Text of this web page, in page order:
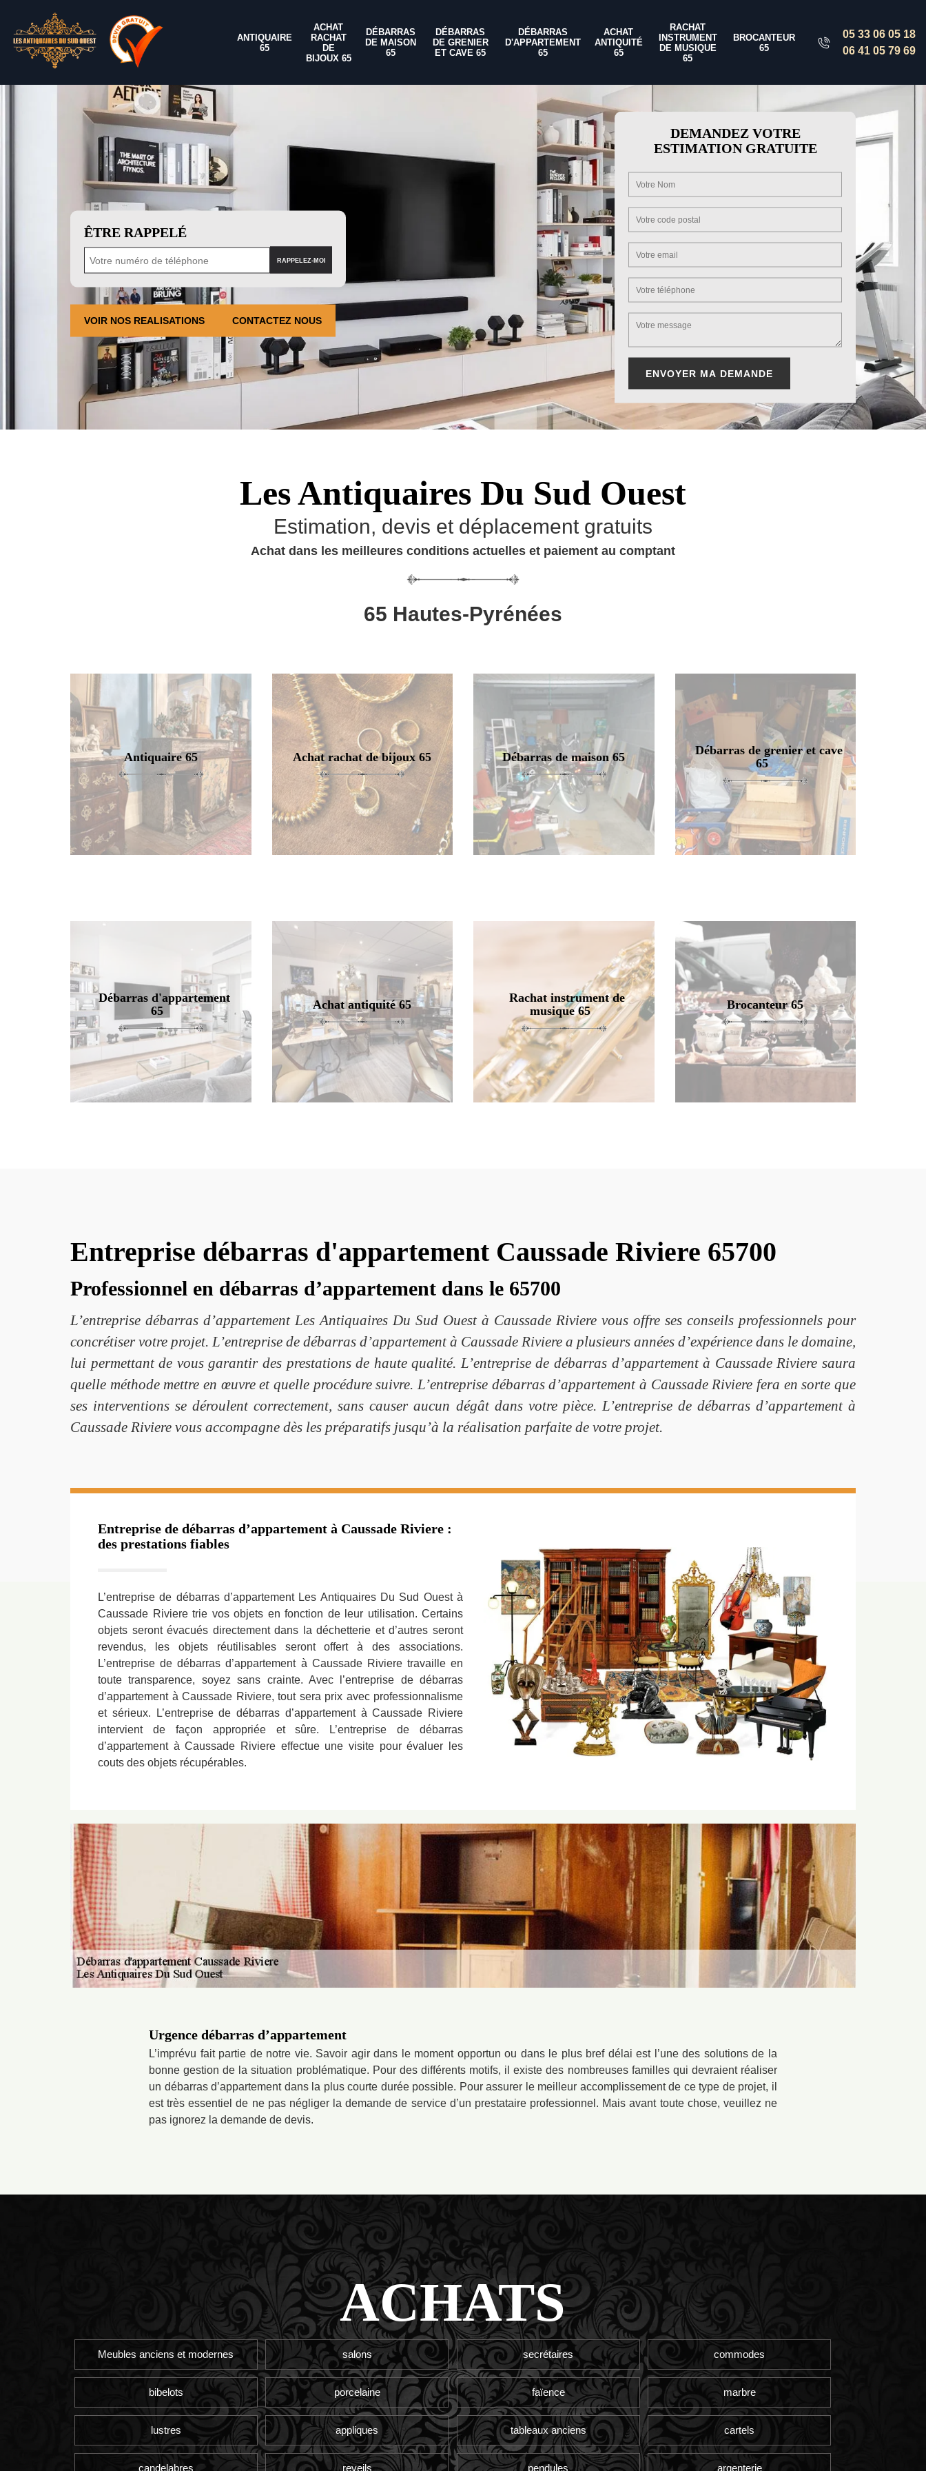
ANTIQUAIRE
65
ACHAT
RACHAT
DE
BIJOUX 65
DÉBARRAS
DE MAISON
65
DÉBARRAS
DE GRENIER
ET CAVE 65
DÉBARRAS
D'APPARTEMENT
65
ACHAT
ANTIQUITÉ
65
RACHAT
INSTRUMENT
DE MUSIQUE
65
BROCANTEUR
65
05 33 06 05 18
06 41 05 79 69
ÊTRE RAPPELÉ
VOIR NOS REALISATIONS CONTACTEZ NOUS
DEMANDEZ VOTRE
ESTIMATION GRATUITE
Les Antiquaires Du Sud Ouest
Estimation, devis et déplacement gratuits
Achat dans les meilleures conditions actuelles et paiement au comptant
65 Hautes-Pyrénées
Antiquaire 65 Achat rachat de bijoux 65 Débarras de maison 65
Débarras de grenier et cave
65
Débarras d'appartement
65
Achat antiquité 65
Rachat instrument de
musique 65
Brocanteur 65
Entreprise débarras d'appartement Caussade Riviere 65700
Professionnel en débarras d’appartement dans le 65700
L’entreprise débarras d’appartement Les Antiquaires Du Sud Ouest à Caussade Riviere vous offre ses conseils professionnels pour
concrétiser votre projet. L’entreprise de débarras d’appartement à Caussade Riviere a plusieurs années d’expérience dans le domaine,
lui permettant de vous garantir des prestations de haute qualité. L’entreprise de débarras d’appartement à Caussade Riviere saura
quelle méthode mettre en œuvre et quelle procédure suivre. L’entreprise débarras d’appartement à Caussade Riviere fera en sorte que
ses interventions se déroulent correctement, sans causer aucun dégât dans votre pièce. L’entreprise de débarras d’appartement à
Caussade Riviere vous accompagne dès les préparatifs jusqu’à la réalisation parfaite de votre projet.
Entreprise de débarras d’appartement à Caussade Riviere :
des prestations fiables
L’entreprise de débarras d’appartement Les Antiquaires Du Sud Ouest à
Caussade Riviere trie vos objets en fonction de leur utilisation. Certains
objets seront évacués directement dans la déchetterie et d’autres seront
revendus, les objets réutilisables seront offert à des associations.
L’entreprise de débarras d’appartement à Caussade Riviere travaille en
toute transparence, soyez sans crainte. Avec l’entreprise de débarras
d’appartement à Caussade Riviere, tout sera prix avec professionnalisme
et sérieux. L’entreprise de débarras d’appartement à Caussade Riviere
intervient de façon appropriée et sûre. L’entreprise de débarras
d’appartement à Caussade Riviere effectue une visite pour évaluer les
couts des objets récupérables.
Urgence débarras d’appartement
L’imprévu fait partie de notre vie. Savoir agir dans le moment opportun ou dans le plus bref délai est l’une des solutions de la
bonne gestion de la situation problématique. Pour des différents motifs, il existe des nombreuses familles qui devraient réaliser
un débarras d’appartement dans la plus courte durée possible. Pour assurer le meilleur accomplissement de ce type de projet, il
est très essentiel de ne pas négliger la demande de service d’un prestataire professionnel. Mais avant toute chose, veuillez ne
pas ignorez la demande de devis.
ACHATS
Meubles anciens et modernes salons secrétaires commodes
bibelots porcelaine faïence marbre
lustres appliques tableaux anciens cartels
candelabres reveils pendules argenterie